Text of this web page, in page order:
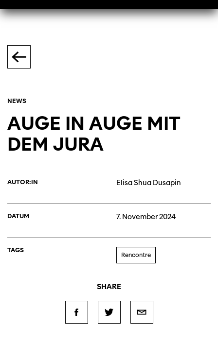
NEWS
AUGE IN AUGE MIT
DEM JURA
AUTOR:IN Elisa Shua Dusapin
DATUM 7. November 2024
TAGS
Rencontre
SHARE